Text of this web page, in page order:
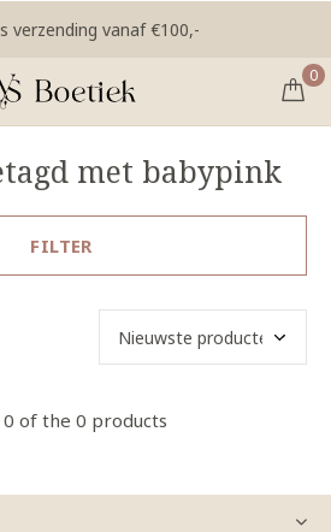
0
verzending vanaf €100,-
met babypink
FILTER
0 of the 0 products